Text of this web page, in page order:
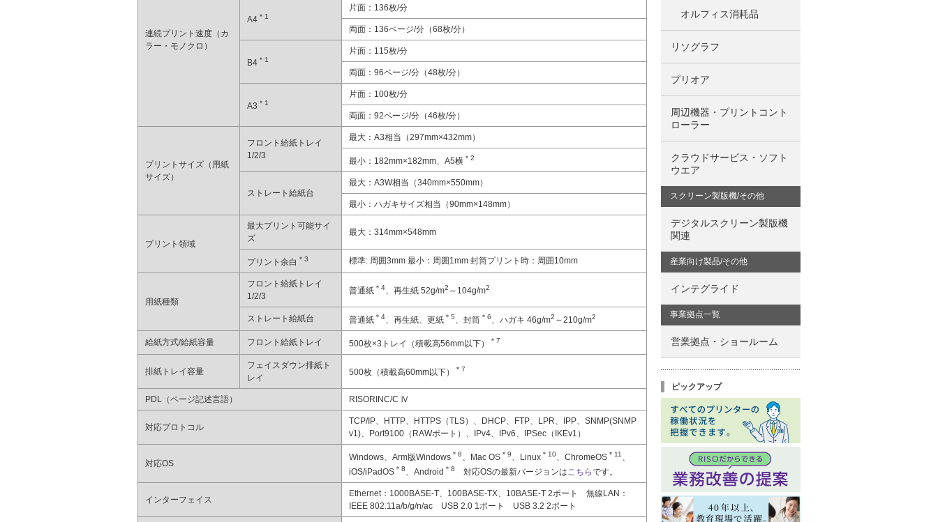
連続プリント速度（カ
ラー・モノクロ）
A4 ＊1
片面：136枚/分
両面：136ページ/分（68枚/分）
B4 ＊1
片面：115枚/分
両面：96ページ/分（48枚/分）
A3 ＊1
片面：100枚/分
両面：92ページ/分（46枚/分）
プリントサイズ（用紙
サイズ）
フロント給紙トレイ
1/2/3
最大：A3相当（297mm×432mm）
最小：182mm×182mm、A5横 ＊2
ストレート給紙台
最大：A3W相当（340mm×550mm）
最小：ハガキサイズ相当（90mm×148mm）
プリント領域
最大プリント可能サイ
ズ
最大：314mm×548mm
プリント余白 ＊3 標準: 周囲3mm 最小：周囲1mm 封筒プリント時：周囲10mm
用紙種類
フロント給紙トレイ
1/2/3
普通紙 ＊4、再生紙 52g/m2 ～104g/m2
ストレート給紙台 普通紙 ＊4、再生紙、更紙 ＊5、封筒 ＊6、ハガキ 46g/m2 ～210g/m2
給紙方式/給紙容量 フロント給紙トレイ 500枚×3トレイ（積載高56mm以下） ＊7
排紙トレイ容量
フェイスダウン排紙ト
レイ
500枚（積載高60mm以下） ＊7
PDL（ページ記述言語） RISORINC/C Ⅳ
対応プロトコル
TCP/IP、HTTP、HTTPS（TLS）、DHCP、FTP、LPR、IPP、SNMP(SNMP
v1)、Port9100（RAWポート）、IPv4、IPv6、IPSec（IKEv1）
対応OS
Windows、Arm版Windows ＊8、Mac OS ＊9、Linux ＊10、ChromeOS ＊11 、
iOS/iPadOS ＊8、Android ＊8 対応OSの最新バージョンはこちらです。
インターフェイス
Ethernet：1000BASE-T、100BASE-TX、10BASE-T 2ポート 無線LAN：
IEEE 802.11a/b/g/n/ac USB 2.0 1ポート USB 3.2 2ポート
オルフィス消耗品
リソグラフ
プリオア
周辺機器・プリントコント
ローラー
クラウドサービス・ソフト
ウエア
スクリーン製版機/その他
デジタルスクリーン製版機
関連
産業向け製品/その他
インテグライド
事業拠点一覧
営業拠点・ショールーム
ピックアップ